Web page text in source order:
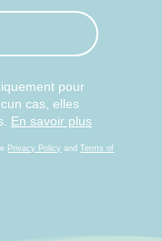
pour
cas, elles
En savoir plus
Privacy Policy andTerms of